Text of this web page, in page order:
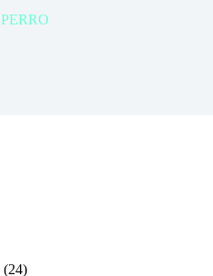
PERRO
2424